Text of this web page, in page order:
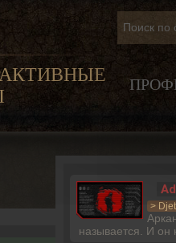
>
называется. И